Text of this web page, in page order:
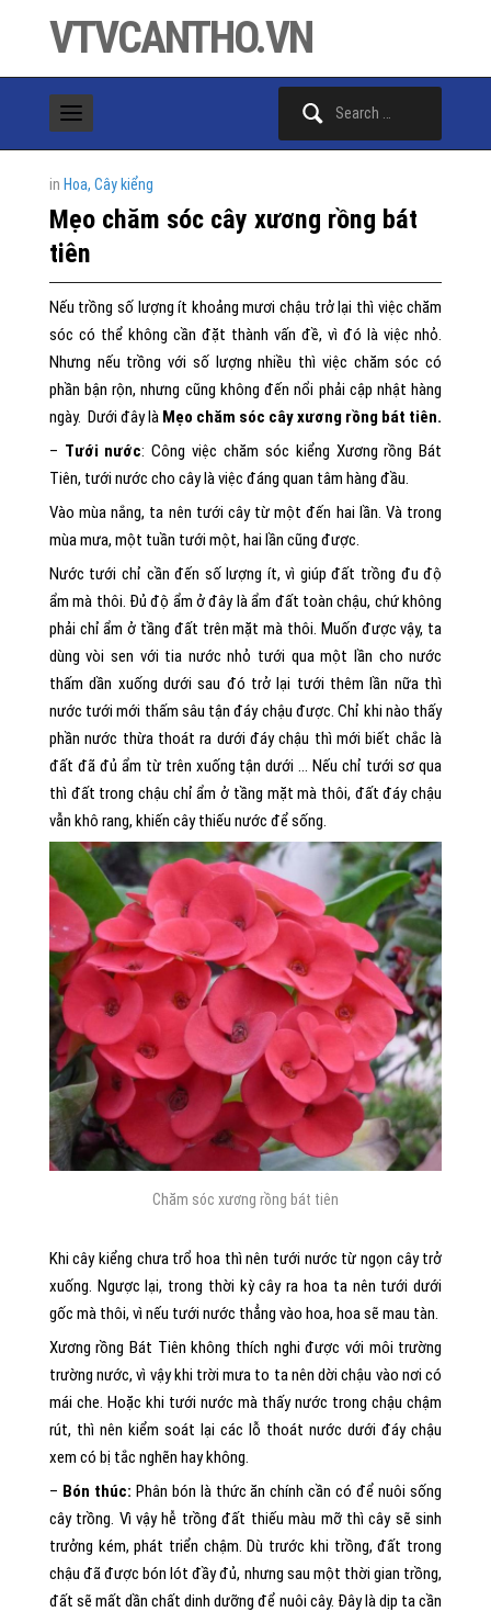
VTVCANTHO.VN
in Hoa, Cây kiểng
Mẹo chăm sóc cây xương rồng bát
tiên
Nếu trồng số lượng ít khoảng mươi chậu trở lại thì việc chăm
sóc có thể không cần đặt thành vấn đề, vì đó là việc nhỏ.
Nhưng nếu trồng với số lượng nhiều thì việc chăm sóc có
phần bận rộn, nhưng cũng không đến nổi phải cập nhật hàng
ngày. Dưới đây là Mẹo chăm sóc cây xương rồng bát tiên.
– Tưới nước: Công việc chăm sóc kiểng Xương rồng Bát
Tiên, tưới nước cho cây là việc đáng quan tâm hàng đầu.
Vào mùa nắng, ta nên tưới cây từ một đến hai lần. Và trong
mùa mưa, một tuần tưới một, hai lần cũng được.
Nước tưới chỉ cần đến số lượng ít, vì giúp đất trồng đu độ
ẩm mà thôi. Đủ độ ẩm ở đây là ẩm đất toàn chậu, chứ không
phải chỉ ẩm ở tầng đất trên mặt mà thôi. Muốn được vậy, ta
dùng vòi sen với tia nước nhỏ tưới qua một lần cho nước
thấm dần xuống dưới sau đó trở lại tưới thêm lần nữa thì
nước tưới mới thấm sâu tận đáy chậu được. Chỉ khi nào thấy
phần nước thừa thoát ra dưới đáy chậu thì mới biết chắc là
đất đã đủ ẩm từ trên xuống tận dưới … Nếu chỉ tưới sơ qua
thì đất trong chậu chỉ ẩm ở tầng mặt mà thôi, đất đáy chậu
vẫn khô rang, khiến cây thiếu nước để sống.
Chăm sóc xương rồng bát tiên
Khi cây kiểng chưa trổ hoa thì nên tưới nước từ ngọn cây trở
xuống. Ngược lại, trong thời kỳ cây ra hoa ta nên tưới dưới
gốc mà thôi, vì nếu tưới nước thẳng vào hoa, hoa sẽ mau tàn.
Xương rồng Bát Tiên không thích nghi được với môi trường
trường nước, vì vậy khi trời mưa to ta nên dời chậu vào nơi có
mái che. Hoặc khi tưới nước mà thấy nước trong chậu chậm
rút, thì nên kiểm soát lại các lỗ thoát nước dưới đáy chậu
xem có bị tắc nghẽn hay không.
– Bón thúc: Phân bón là thức ăn chính cần có để nuôi sống
cây trồng. Vì vậy hễ trồng đất thiếu màu mỡ thì cây sẽ sinh
trưởng kém, phát triển chậm. Dù trước khi trồng, đất trong
chậu đã được bón lót đầy đủ, nhưng sau một thời gian trồng,
đất sẽ mất dần chất dinh dưỡng để nuôi cây. Đây là dịp ta cần